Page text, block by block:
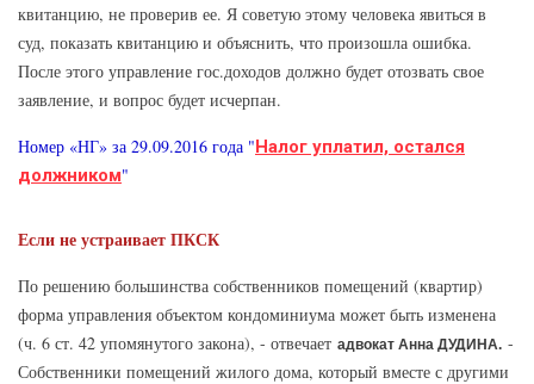
квитанцию, не проверив ее. Я советую этому человека явиться в
суд, показать квитанцию и объяснить, что произошла ошибка.
После этого управление гос.доходов должно будет отозвать свое
заявление, и вопрос будет исчерпан.
Номер «НГ» за 29.09.2016 года "Налог уплатил, остался
должником"
Если не устраивает ПКСК
По решению большинства собственников помещений (квартир)
форма управления объектом кондоминиума может быть изменена
(ч. 6 ст. 42 упомянутого закона), - отвечает адвокат Анна ДУДИНА. -
Собственники помещений жилого дома, который вместе с другими